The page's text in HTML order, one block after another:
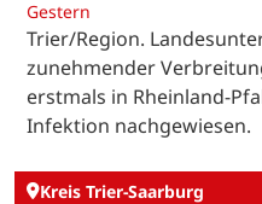
Gestern
Trier/Region.
zunehmender
erstmals in Rheinland-
Infektion nachgewiesen.
Kreis Trier-Saarburg